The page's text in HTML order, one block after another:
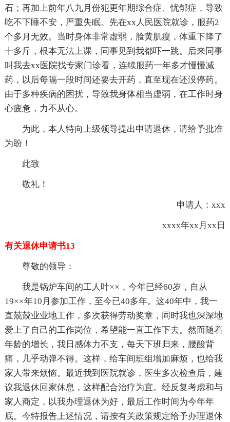
石；再加上前年八九月份犯更年期综合症、忧郁症，导致
吃不下睡不安，严重失眠。先在xx人民医院就诊，服药2
个多月无效。当时身体非常虚弱，脸黄肌瘦，体重下降了
十多斤，根本无法上课，同事见到我都吓一跳。后来同事
叫我去xx医院找专家门诊看，连续服药一年多才慢慢减
药，以后每隔一段时间还要去开药，直至现在还没停药。
由于多种疾病的困扰，导致我身体相当虚弱，在工作时身
心疲惫，力不从心。
为此，本人特向上级领导提出申请退休，请给予批准
为盼！
此致
敬礼！
申请人：xxx
xxxx年xx月xx日
有关退休申请书13
尊敬的领导：
我是锅炉车间的工人叶××，今年已经60岁，自从
19××年10月参加工作，至今已40多年。这40年中，我一
直兢兢业业地工作，多次获得劳动奖章，同时我也深深地
爱上了自己的工作岗位，希望能一直工作下去。然而随着
年龄的增长，我日感体力不支，每天下班归来，腰酸背
痛，几乎动弹不得。这样，给车间班组增加麻烦，也给我
家人带来烦恼。最近我到医院就诊，医生多次检查后，建
议我退休回家休息，这样配合治疗为宜。经反复考虑和与
家人商定，以我办理退休为好，最后工作时间为今年年
底。今特报告上述情况，请按有关政策规定给予办理退休